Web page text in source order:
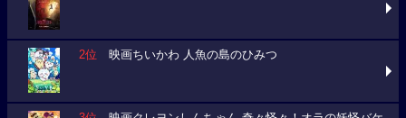
2位 映画ちいかわ 人魚の島のひみつ